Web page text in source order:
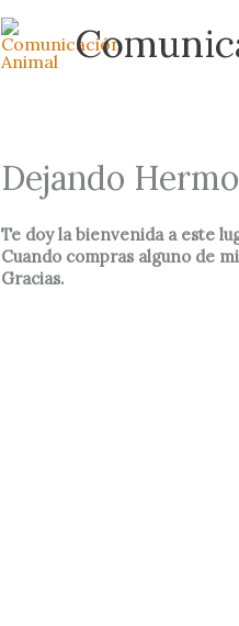
Dejando
Te doy la bienvenida a este
Cuando compras alguno de
Gracias.